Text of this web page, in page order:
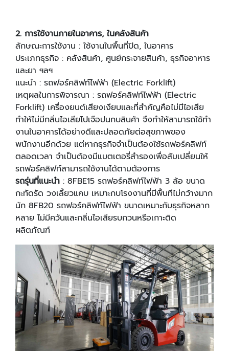
2. การใช้งานภายในอาคาร, ในคลังสินค้า
ลักษณะการใช้งาน : ใช้งานในพื้นที่ปิด, ในอาคาร
ประเภทธุรกิจ : คลังสินค้า, ศูนย์กระจายสินค้า, ธุรกิจอาหาร
และยา ฯลฯ
แนะนํา : รถฟอร์คลิฟท์ไฟฟ้า (Electric Forklift)
เหตุผลในการพิจารณา : รถฟอร์คลิฟท์ไฟฟ้า (Electric
Forklift) เครื่องยนต์เสียงเงียบและที่สําคัญคือไม่มีไอเสีย
ทําให้ไม่มีกลิ่นไอเสียไปเจือปนกบสินค้า จึงทําให้สามารถใช้ทํา
งานในอาคารได้อย่างดีและปลอดภัยต่อสุขภาพของ
พนักงานอีกด้วย แต่หากธุรกิจจําเป็นต้องใช้รถฟอร์คลิฟท์
ตลอดเวลา จําเป็นต้องมีแบตเตอรี่สํารองเพื่อสับเปลี่ยนให้
รถฟอร์คลิฟท์สามารถใช้งานได้ตามต้องการ
รถรุ่นที่แนะนํา : 8FBE15 รถฟอร์คลิฟท์ไฟฟ้า 3 ล้อ ขนาด
กะทัดรัด วงเลี้ยวแคบ เหมาะกบโรงงานที่มีพื้นทีไม่กว้างมาก
นัก 8FB20 รถฟอร์คลิฟท์ไฟฟ้า ขนาดเหมาะกับธุรกิจหลาก
หลาย ไม่มีควันและกลิ่นไอเสียรบกวนหรือเกาะติด
ผลิตภัณฑ์